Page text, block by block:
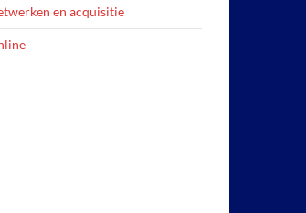
en acquisitie